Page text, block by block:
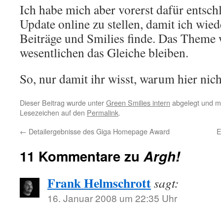
Ich habe mich aber vorerst dafür
Update online zu stellen, damit ich
Beiträge und Smilies finde. Das
wesentlichen das Gleiche bleiben.
So, nur damit ihr wisst, warum hier
Dieser Beitrag wurde unterGreen Smilies intern abgelegt und
Lesezeichen auf den Permalink.
← Detailergebnisse des Giga Homepage Award
11 Kommentare zuArgh!
Frank Helmschrottsagt:
16. Januar 2008 um 22:35 Uhr